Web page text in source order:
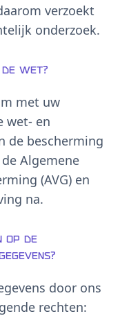
verzoekt
onderzoek.
de wet?
met uw
wet- en
de bescherming
Algemene
(AVG) en
na.
op de
door ons
rechten: